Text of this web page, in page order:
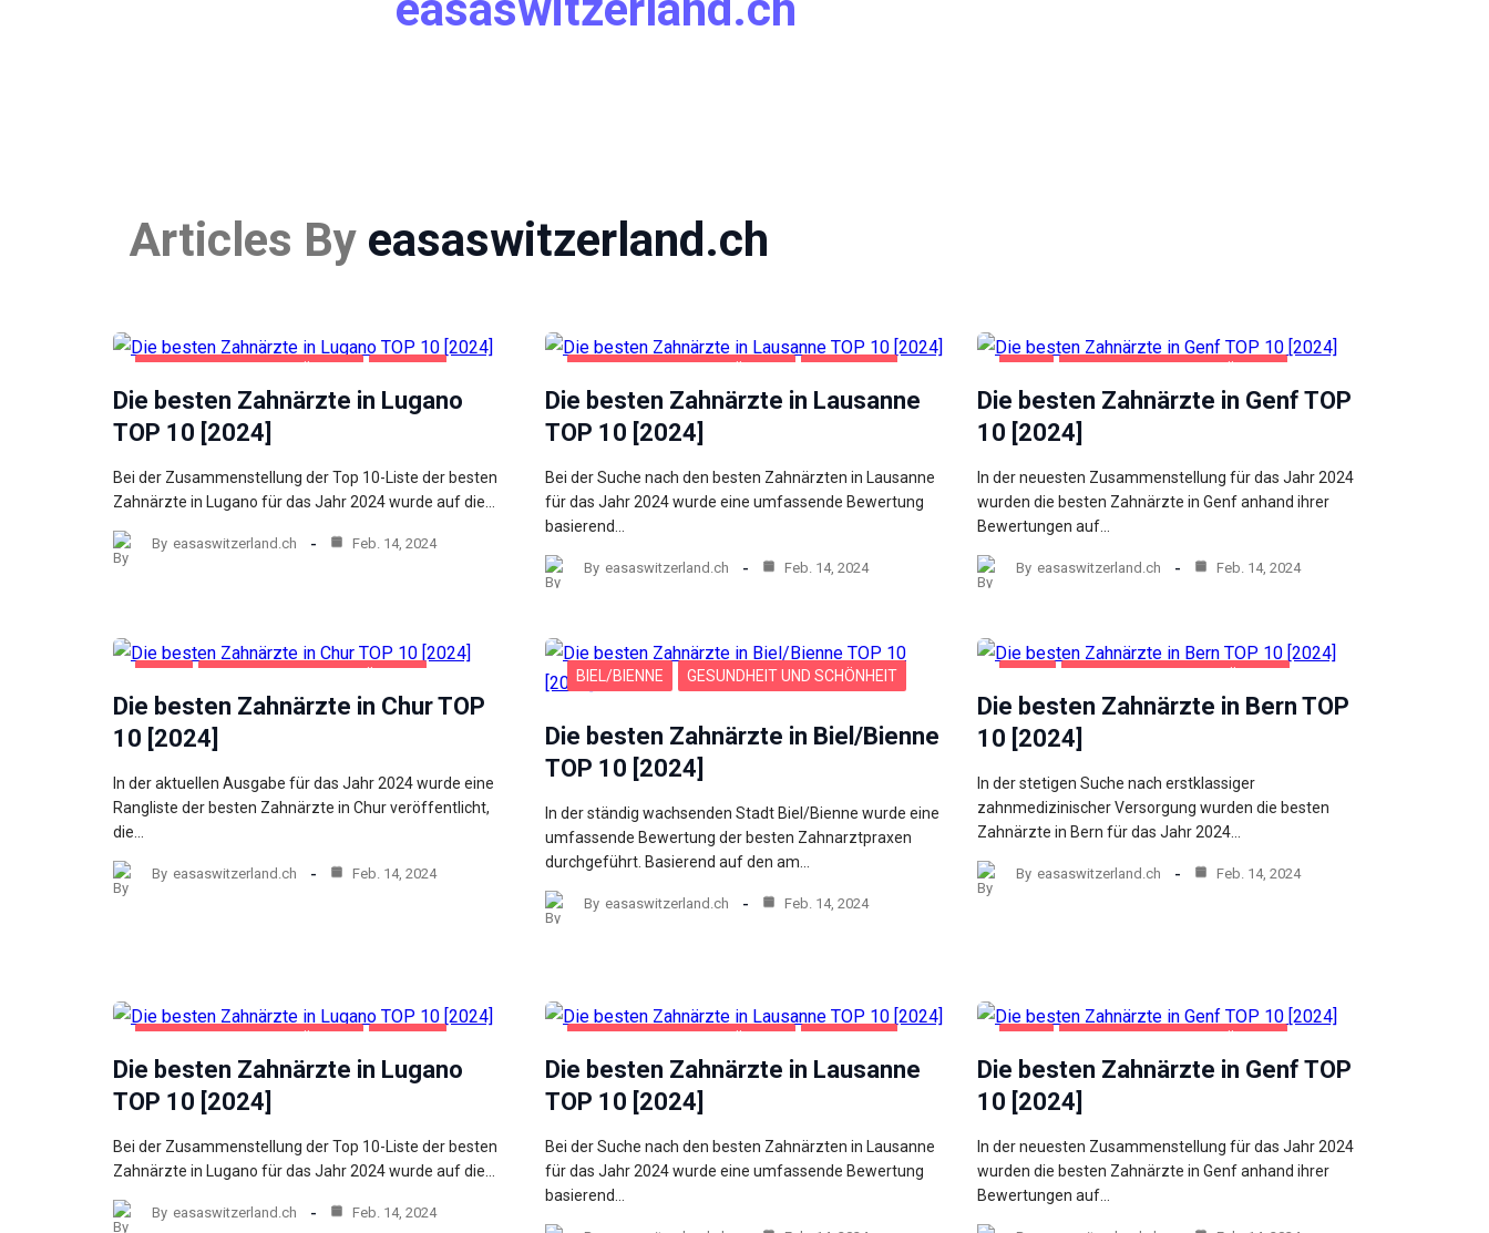
Articles By easaswitzerland.ch
Die besten Zahnärzte in Lugano
TOP 10 [2024]
Bei der Zusammenstellung der Top 10-Liste der besten
Zahnärzte in Lugano für das Jahr 2024 wurde auf die…
By easaswitzerland.ch Feb. 14, 2024
Die besten Zahnärzte in Lausanne
TOP 10 [2024]
Bei der Suche nach den besten Zahnärzten in Lausanne
für das Jahr 2024 wurde eine umfassende Bewertung
basierend…
By easaswitzerland.ch Feb. 14, 2024
Die besten Zahnärzte in Genf TOP
10 [2024]
In der neuesten Zusammenstellung für das Jahr 2024
wurden die besten Zahnärzte in Genf anhand ihrer
Bewertungen auf…
By easaswitzerland.ch Feb. 14, 2024
Die besten Zahnärzte in Chur TOP
10 [2024]
In der aktuellen Ausgabe für das Jahr 2024 wurde eine
Rangliste der besten Zahnärzte in Chur veröffentlicht,
die…
By easaswitzerland.ch Feb. 14, 2024
BIEL/BIENNE GESUNDHEIT UND SCHÖNHEIT
Die besten Zahnärzte in Biel/Bienne
TOP 10 [2024]
In der ständig wachsenden Stadt Biel/Bienne wurde eine
umfassende Bewertung der besten Zahnarztpraxen
durchgeführt. Basierend auf den am…
By easaswitzerland.ch Feb. 14, 2024
Die besten Zahnärzte in Bern TOP
10 [2024]
In der stetigen Suche nach erstklassiger
zahnmedizinischer Versorgung wurden die besten
Zahnärzte in Bern für das Jahr 2024…
By easaswitzerland.ch Feb. 14, 2024
Die besten Zahnärzte in Lugano
TOP 10 [2024]
Bei der Zusammenstellung der Top 10-Liste der besten
Zahnärzte in Lugano für das Jahr 2024 wurde auf die…
By easaswitzerland.ch Feb. 14, 2024
Die besten Zahnärzte in Lausanne
TOP 10 [2024]
Bei der Suche nach den besten Zahnärzten in Lausanne
für das Jahr 2024 wurde eine umfassende Bewertung
basierend…
Die besten Zahnärzte in Genf TOP
10 [2024]
In der neuesten Zusammenstellung für das Jahr 2024
wurden die besten Zahnärzte in Genf anhand ihrer
Bewertungen auf…